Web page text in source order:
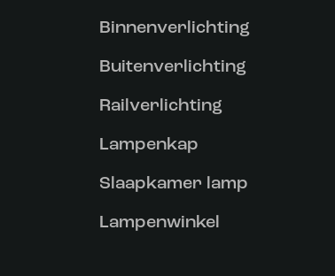
Binnenverlichting
Buitenverlichting
Railverlichting
Lampenkap
Slaapkamer lamp
Lampenwinkel